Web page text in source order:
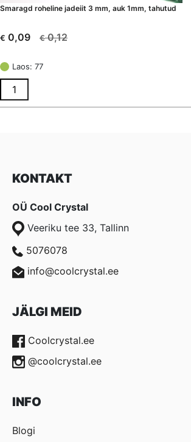
Smaragd roheline jadeiit 3 mm, auk 1mm, tahutud
€0,12
Algne
oli:
€ 0,12.
€ 0,09
Current
is:
€ 0,09.
Laos: 77
KONTAKT
OÜ Cool Crystal
Veeriku tee 33, Tallinn
5076078
info@coolcrystal.ee
JÄLGI MEID
Coolcrystal.ee
@coolcrystal.ee
INFO
Blogi